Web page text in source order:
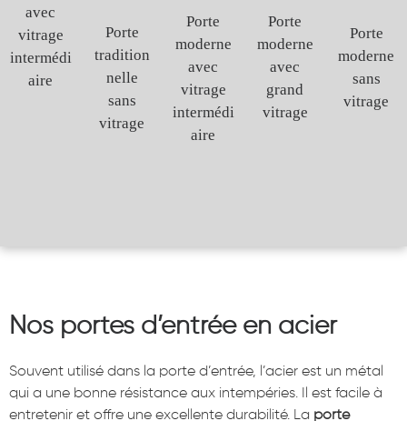
avec
vitrage
intermédi
aire
Porte
tradition
nelle
sans
vitrage
Porte
moderne
avec
vitrage
intermédi
aire
Porte
moderne
avec
grand
vitrage
Porte
moderne
sans
vitrage
Nos portes d’entrée en acier
Souvent utilisé dans la porte d’entrée, l’acier est un métal
qui a une bonne résistance aux intempéries. Il est facile à
entretenir et offre une excellente durabilité. La porte